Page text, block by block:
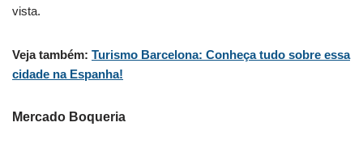
vista.
Veja também: Turismo Barcelona: Conheça tudo sobre essa
cidade na Espanha!
Mercado Boqueria